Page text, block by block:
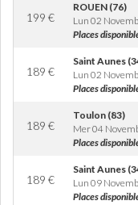
199 €
ROUEN (76)
Lun 02
Places
189 €
Saint Aunes
Lun 02
Places
189 €
Toulon (83)
Mer 04
Places
189 €
Saint Aunes
Lun 09
Places